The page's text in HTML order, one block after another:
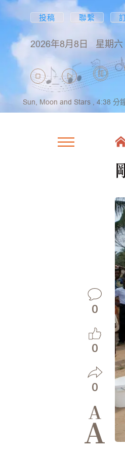
投稿 聯繫
2026年8月8日 星期六
Sun, Moon and Stars , 4:38 分
0
0
0
A
A